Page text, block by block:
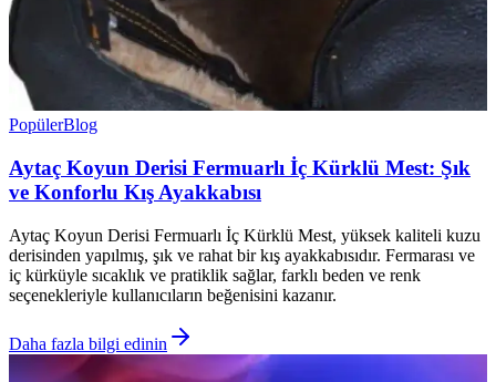
PopülerBlog
Aytaç Koyun Derisi Fermuarlı İç Kürklü Mest: Şık
ve Konforlu Kış Ayakkabısı
Aytaç Koyun Derisi Fermuarlı İç Kürklü Mest, yüksek kaliteli kuzu
derisinden yapılmış, şık ve rahat bir kış ayakkabısıdır. Fermarası ve
iç kürküyle sıcaklık ve pratiklik sağlar, farklı beden ve renk
seçenekleriyle kullanıcıların beğenisini kazanır.
Daha fazla bilgi edinin